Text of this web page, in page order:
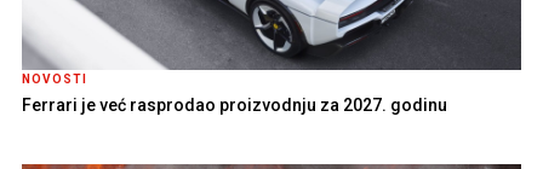
NOVOSTI
Ferrari je već rasprodao proizvodnju za 2027. godinu